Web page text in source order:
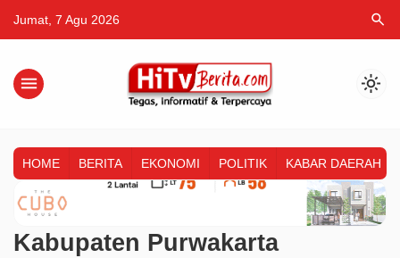
Jumat, 7 Agu 2026 search
menu light_mode
HOME BERITA EKONOMI POLITIK KABAR DAERAH
Kabupaten Purwakarta